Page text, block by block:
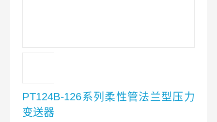
PT124B-126系列柔性管法兰型压力
变送器